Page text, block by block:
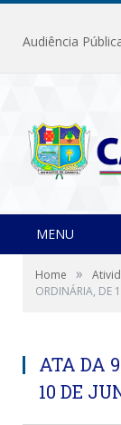
MENU
Home »
ORDINÁRIA, DE
ATA DA
10 DE